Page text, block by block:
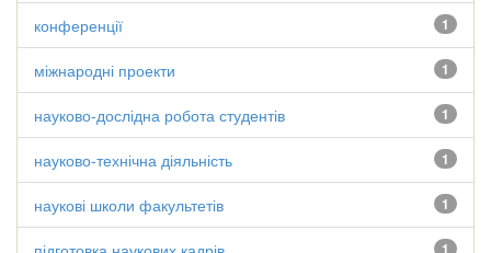
1
конференції
1
міжнародні проекти
1
науково-дослідна робота студентів
1
науково-технічна діяльність
1
наукові школи факультетів
1